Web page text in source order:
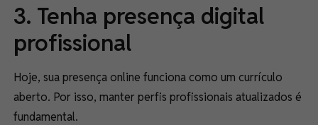
3. Tenha presença digital
profissional
Hoje, sua presença online funciona como um currículo
aberto. Por isso, manter perfis profissionais atualizados é
fundamental.